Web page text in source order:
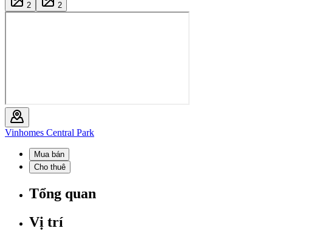
2 2
Vinhomes Central Park
Mua bán
Cho thuê
Tổng quan
Vị trí